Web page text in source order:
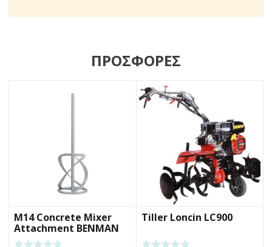
ΠΡΟΣΦΟΡΕΣ
M14 Concrete Mixer
Attachment BENMAN
MK160M
Tiller Loncin LC900